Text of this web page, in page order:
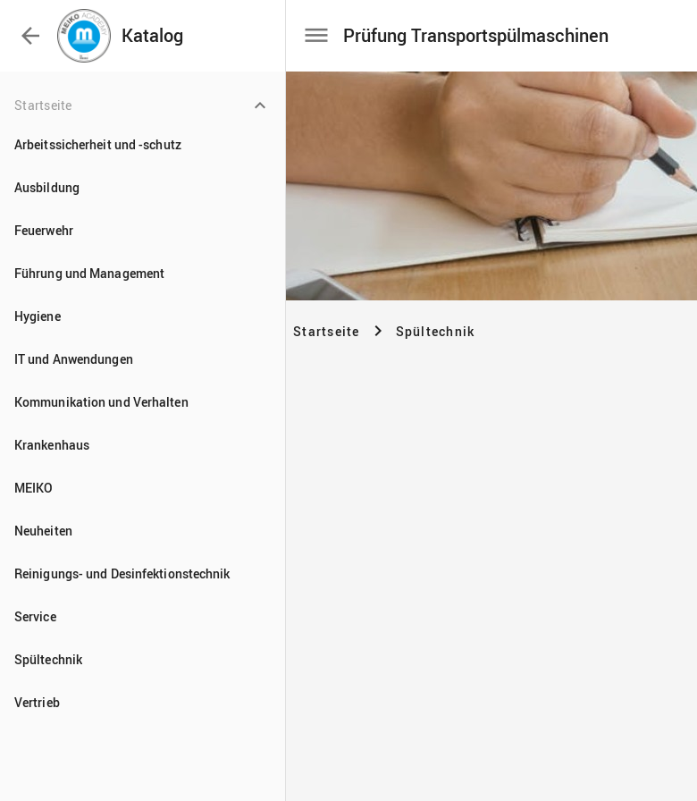
 Katalog
Startseite
Arbeitssicherheit und -schutz
Ausbildung
Feuerwehr
Führung und Management
Hygiene
IT und Anwendungen
Kommunikation und Verhalten
Krankenhaus
MEIKO
Neuheiten
Reinigungs- und Desinfektionstechnik
Service
Spültechnik
Vertrieb